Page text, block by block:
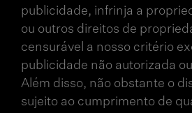
publicidade, infrinja a
ou outros direitos de
censurável a nosso critério
publicidade não autorizada
Além disso, não obstante o
sujeito ao cumprimento de